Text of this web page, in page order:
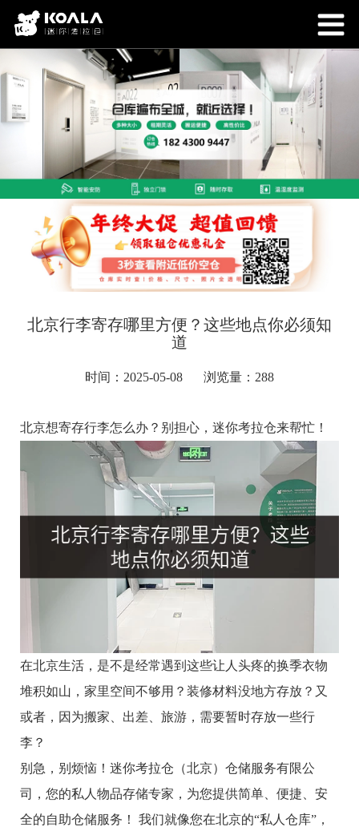
北京行李寄存哪里方便？这些地点你必须知
道
时间：2025-05-08 浏览量：288
北京想寄存行李怎么办？别担心，迷你考拉仓来帮忙！
在北京生活，是不是经常遇到这些让人头疼的换季衣物
堆积如山，家里空间不够用？装修材料没地方存放？又
或者，因为搬家、出差、旅游，需要暂时存放一些行
李？
别急，别烦恼！迷你考拉仓（北京）仓储服务有限公
司，您的私人物品存储专家，为您提供简单、便捷、安
全的自助仓储服务！ 我们就像您在北京的“私人仓库”，